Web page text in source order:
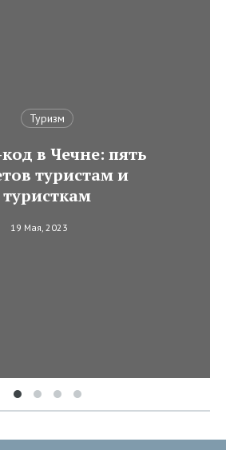
Туризм
в Чечне: пять
туристам и
туристкам
19 Мая, 2023